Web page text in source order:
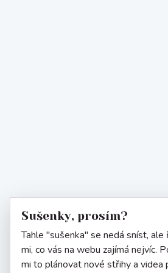
Sušenky, prosím?
Tahle "sušenka" se nedá sníst, ale
mi, co vás na webu zajímá nejvíc.
mi to plánovat nové střihy a videa